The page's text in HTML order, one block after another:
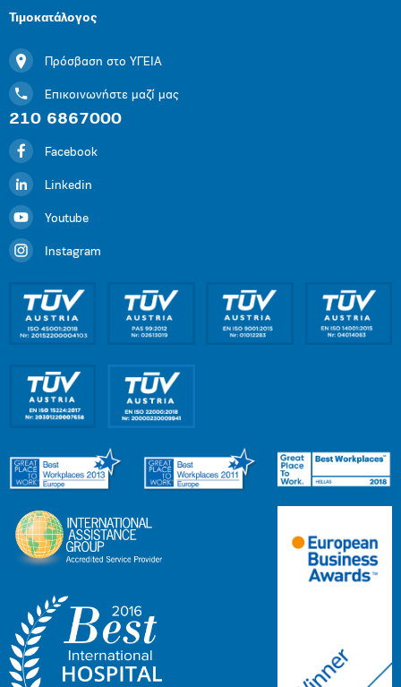
Τιμοκατάλογος
Πρόσβαση στο ΥΓΕΙΑ
Επικοινωνήστε μαζί μας
210 6867000
Facebook
Linkedin
Youtube
Instagram